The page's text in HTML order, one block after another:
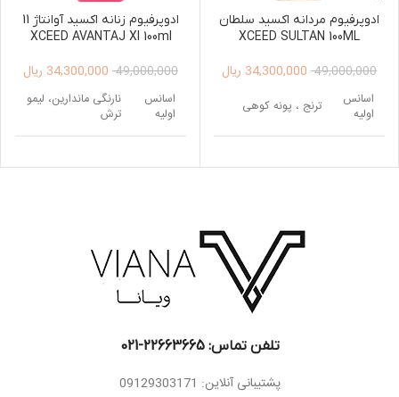
ادوپرفیوم مردانه اکسید سلطان
XCEED SULTAN 100ML
49,000,000
34,300,000 ریال
اسانس
اولیه
ترنج ، پونه کوهی
میانی
سدر ، لابدانیوم
سفید ، روایح چوبی،
ادوپرفیوم زنانه اکسید آوانتاژ 11
XCEED AVANTAJ XI 100ml
49,000,000
34,300,000 ریال
اسانس
اولیه
نارنگی ماندارین، لیمو
ترش
میانی
اوکالیپتوس
تلفن تماس: 22663665-021​
پشتیبانی آنلاین: 09129303171